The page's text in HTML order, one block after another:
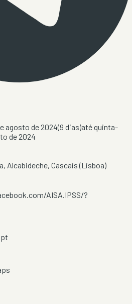
agosto de 2024(9 dias)atéquinta-
de 2024
, Alcabideche, Cascais(Lisboa)
AISA.IPSS/?